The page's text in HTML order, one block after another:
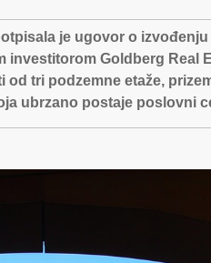
je ugovor o
investitorom Goldberg Real
od tri podzemne etaže,
ubrzano postaje poslovni